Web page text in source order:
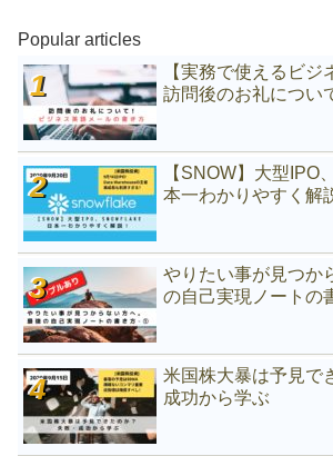
Popular articles
【実務で使えるビジ
訪問後のお礼につい
【SNOW】大型IPO
本一わかりやすく解
やりたい事が見つか
の自己実現ノートの
米国株大暴は予見で
成功から学ぶ